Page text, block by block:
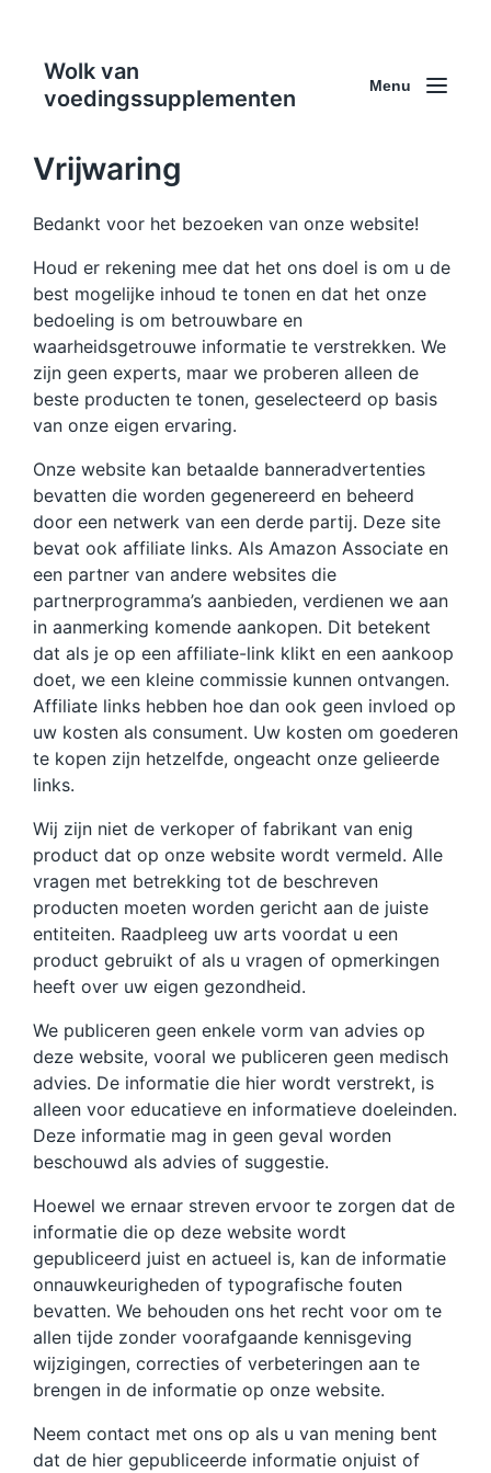
Wolk van
voedingssupplementen
Menu
Vrijwaring
Bedankt voor het bezoeken van onze website!
Houd er rekening mee dat het ons doel is om u de
best mogelijke inhoud te tonen en dat het onze
bedoeling is om betrouwbare en
waarheidsgetrouwe informatie te verstrekken. We
zijn geen experts, maar we proberen alleen de
beste producten te tonen, geselecteerd op basis
van onze eigen ervaring.
Onze website kan betaalde banneradvertenties
bevatten die worden gegenereerd en beheerd
door een netwerk van een derde partij. Deze site
bevat ook affiliate links. Als Amazon Associate en
een partner van andere websites die
partnerprogramma’s aanbieden, verdienen we aan
in aanmerking komende aankopen. Dit betekent
dat als je op een affiliate-link klikt en een aankoop
doet, we een kleine commissie kunnen ontvangen.
Affiliate links hebben hoe dan ook geen invloed op
uw kosten als consument. Uw kosten om goederen
te kopen zijn hetzelfde, ongeacht onze gelieerde
links.
Wij zijn niet de verkoper of fabrikant van enig
product dat op onze website wordt vermeld. Alle
vragen met betrekking tot de beschreven
producten moeten worden gericht aan de juiste
entiteiten. Raadpleeg uw arts voordat u een
product gebruikt of als u vragen of opmerkingen
heeft over uw eigen gezondheid.
We publiceren geen enkele vorm van advies op
deze website, vooral we publiceren geen medisch
advies. De informatie die hier wordt verstrekt, is
alleen voor educatieve en informatieve doeleinden.
Deze informatie mag in geen geval worden
beschouwd als advies of suggestie.
Hoewel we ernaar streven ervoor te zorgen dat de
informatie die op deze website wordt
gepubliceerd juist en actueel is, kan de informatie
onnauwkeurigheden of typografische fouten
bevatten. We behouden ons het recht voor om te
allen tijde zonder voorafgaande kennisgeving
wijzigingen, correcties of verbeteringen aan te
brengen in de informatie op onze website.
Neem contact met ons op als u van mening bent
dat de hier gepubliceerde informatie onjuist of